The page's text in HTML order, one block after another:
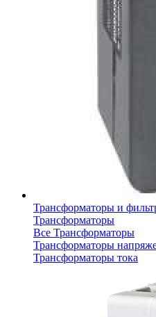
Трансформаторы и
Трансформаторы
Все Трансформаторы
Трансформаторы
Трансформаторы тока